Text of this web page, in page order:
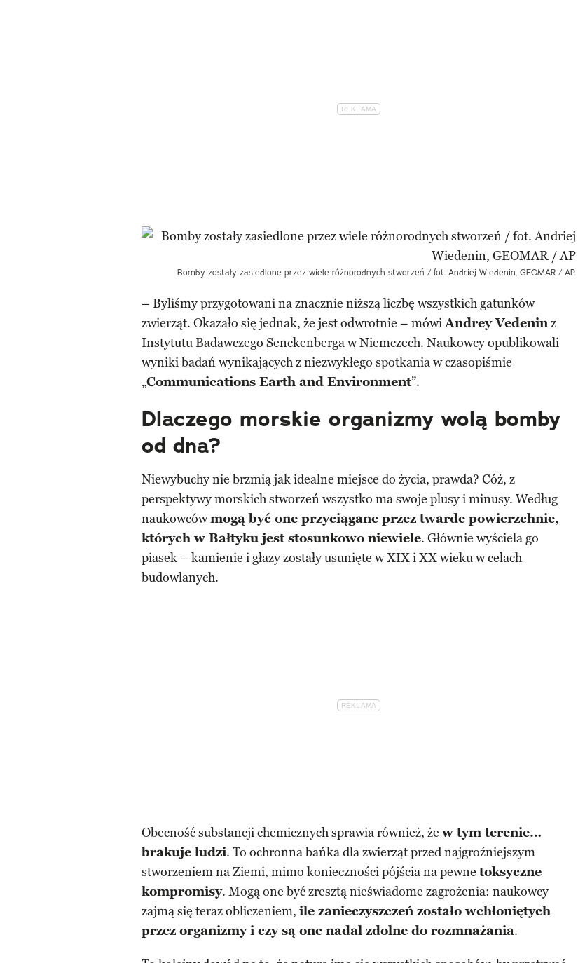
Bomby zostały zasiedlone przez wiele różnorodnych stworzeń / fot. Andriej Wiedenin, GEOMAR / AP.
– Byliśmy przygotowani na znacznie niższą liczbę wszystkich gatunków
zwierząt. Okazało się jednak, że jest odwrotnie – mówiAndrey Vedeninz
Instytutu Badawczego Senckenberga w Niemczech. Naukowcy opublikowali
wyniki badań wynikających z niezwykłego spotkania w czasopiśmie
„Communications Earth and Environment”.
Dlaczego morskie organizmy wolą bomby
od dna?
Niewybuchy nie brzmią jak idealne miejsce do życia, prawda? Cóż, z
perspektywy morskich stworzeń wszystko ma swoje plusy i minusy. Według
naukowcówmogą być one przyciągane przez twarde powierzchnie,
których w Bałtyku jest stosunkowo niewiele. Głównie wyściela go
piasek – kamienie i głazy zostały usunięte w XIX i XX wieku w celach
budowlanych.
Obecność substancji chemicznych sprawia również, że w tym terenie…
brakuje ludzi. To ochronna bańka dla zwierząt przed najgroźniejszym
stworzeniem na Ziemi, mimo konieczności pójścia na pewne toksyczne
kompromisy. Mogą one być zresztą nieświadome zagrożenia: naukowcy
zajmą się teraz obliczeniem, ile zanieczyszczeń zostało wchłoniętych
przez organizmy i czy są one nadal zdolne do rozmnażania.